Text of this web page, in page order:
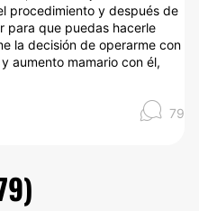
procedimiento y después de
para que puedas hacerle
la decisión de operarme con
aumento mamario con él,
79
)